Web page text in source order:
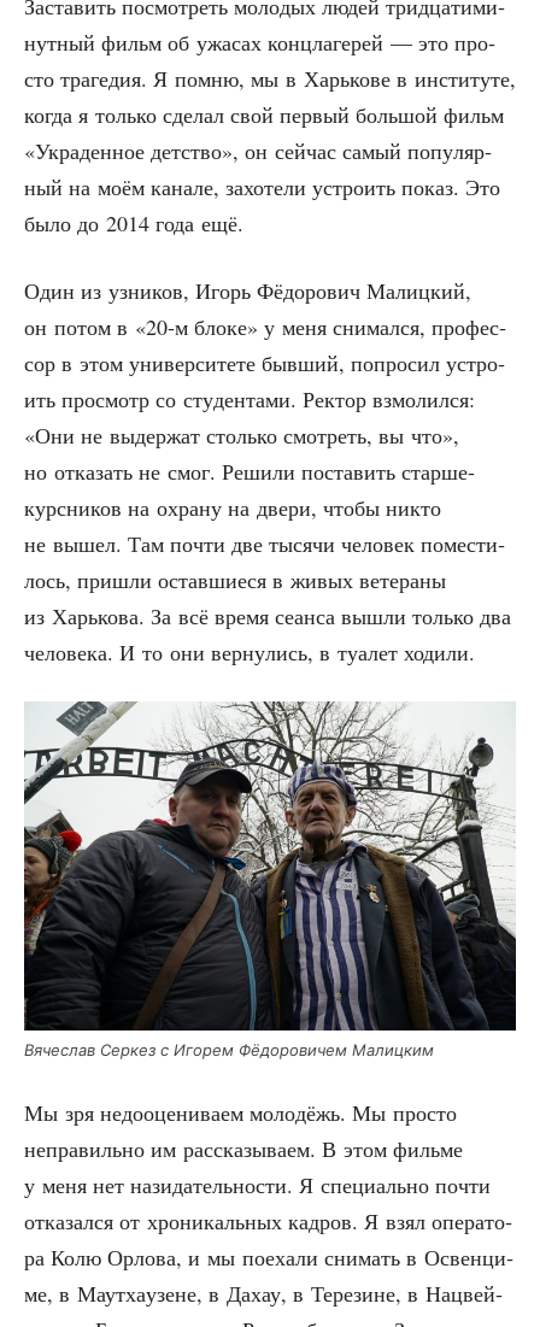
Заста­вить посмот­реть моло­дых людей трид­ца­ти­ми­
нут­ный фильм об ужа­сах конц­ла­ге­рей — это про­
сто тра­ге­дия. Я пом­ню, мы в Харь­ко­ве в инсти­ту­те,
когда я толь­ко сде­лал свой пер­вый боль­шой фильм
«Укра­ден­ное дет­ство», он сей­час самый попу­ляр­
ный на моём кана­ле, захо­те­ли устро­ить показ. Это
было до 2014 года ещё.
Один из узни­ков, Игорь Фёдо­ро­вич Малиц­кий,
он потом в «20‑м бло­ке» у меня сни­мал­ся, про­фес­
сор в этом уни­вер­си­те­те быв­ший, попро­сил устро­
ить про­смотр со сту­ден­та­ми. Рек­тор взмо­лил­ся:
«Они не выдер­жат столь­ко смот­реть, вы что»,
но отка­зать не смог. Реши­ли поста­вить стар­ше­
курс­ни­ков на охра­ну на две­ри, что­бы никто
не вышел. Там почти две тыся­чи чело­век поме­сти­
лось, при­шли остав­ши­е­ся в живых вете­ра­ны
из Харь­ко­ва. За всё вре­мя сеан­са вышли толь­ко два
чело­ве­ка. И то они вер­ну­лись, в туа­лет ходили.
Вяче­слав Сер­кез с Иго­рем Фёдо­ро­ви­чем Малицким
Мы зря недо­оце­ни­ва­ем моло­дёжь. Мы про­сто
непра­виль­но им рас­ска­зы­ва­ем. В этом филь­ме
у меня нет нази­да­тель­но­сти. Я спе­ци­аль­но почти
отка­зал­ся от хро­ни­каль­ных кад­ров. Я взял опе­ра­то­
ра Колю Орло­ва, и мы поеха­ли сни­мать в Освен­ци­
ме, в Маут­ха­у­зене, в Дахау, в Тере­зине, в Нацвей­